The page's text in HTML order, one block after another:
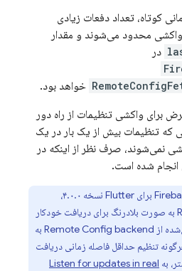
کوتاه، تعداد دفعات زیادی
محدود می‌شوند و مقدار
در
خواهد بود.
برای واکشی تنظیمات از راه دور
که تنظیمات بیش از یک بار در یک
واکشی نمی‌شوند، صرف نظر از اینکه در
انجام شده است.
با شروع از Firebase SDK برای Flutter نسخه ۴.۰.۰،
به صورت بلادرنگ برای دریافت خودکار
از
Remote Config backend به
تنظیم حداقل فاصله زمانی دریافت
به Listen for updates in real